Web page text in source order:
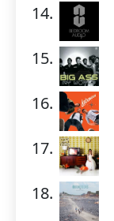
14.
15.
16.
17.
18.